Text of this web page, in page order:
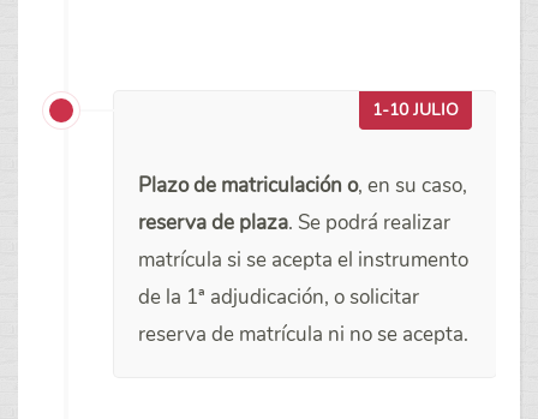
1-10 JULIO
Plazo de matriculación o, en su caso,
reserva de plaza. Se podrá realizar
matrícula si se acepta el instrumento
de la 1ª adjudicación, o solicitar
reserva de matrícula ni no se acepta.